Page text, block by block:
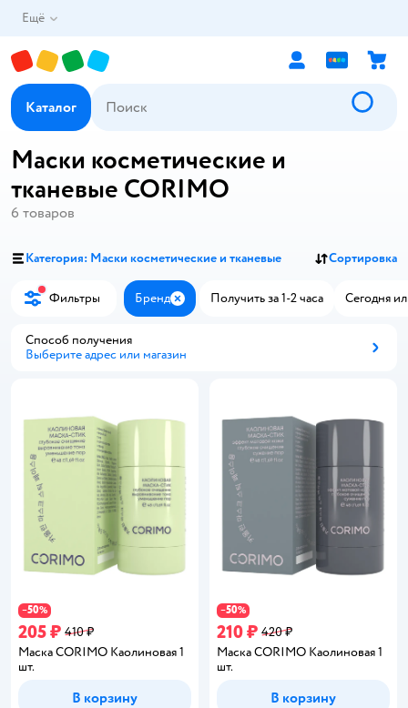
Ещё
Каталог
Маски косметические и
тканевые CORIMO
6 товаров
Категория: Маски косметические и тканевые Сортировка
Фильтры Бренд ЗакрытьПолучить за 1-2 часа Сегодня
Способ получения
Выберите адрес или магазин
−50%
205 ₽ 410 ₽
Маска CORIMO Каолиновая 1
шт.
В корзину
−50%
210 ₽ 420 ₽
Маска CORIMO Каолиновая 1
шт.
В корзину